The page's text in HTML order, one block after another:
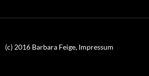
(c) 2016 Barbara Feige, Impressum